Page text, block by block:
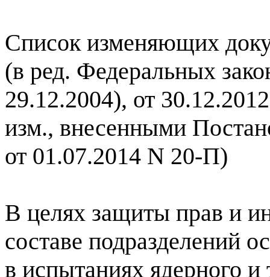
Список изменяющих
(в ред. Федеральных
29.12.2004), от
изм., внесенными
от 01.07.2014 N 20-П)
В целях защиты прав и
составе подразделений
в испытаниях ядерного